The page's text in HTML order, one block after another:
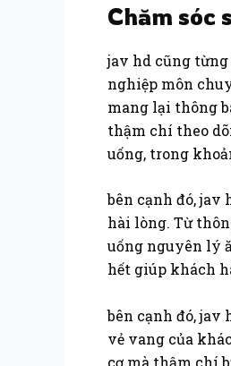
Chăm sóc
jav hd cũng
nghiệp môn
mang lại thông
thậm chí theo
uống, trong
bên cạnh đó, jav
hài lòng. Từ
uống nguyên lý
hết giúp khách
bên cạnh đó,
vẻ vang của
cơ mà thậm chí